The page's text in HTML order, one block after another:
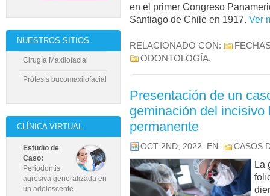
en el primer Congreso
Santiago de Chile en 1917. Ver
RELACIONADO CON:
ODONTOLOGÍA.
Presentación de un
geminación del
permanente
OCT 2ND, 2022. EN: CASOS
La
NUESTROS SITIOS
Cirugía Maxilofacial
Prótesis bucomaxilofacial
CLÍNICA VIRTUAL
Estudio de
Caso:
Periodontis
agresiva generalizada en
un adolescente